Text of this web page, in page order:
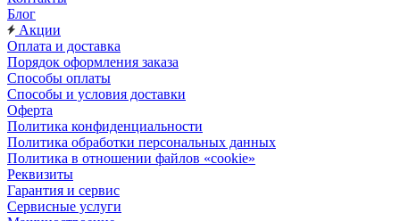
Блог
Акции
Оплата и доставка
Порядок оформления заказа
Способы оплаты
Способы и условия доставки
Оферта
Политика конфиденциальности
Политика обработки персональных данных
Политика в отношении файлов «cookie»
Реквизиты
Гарантия и сервис
Сервисные услуги